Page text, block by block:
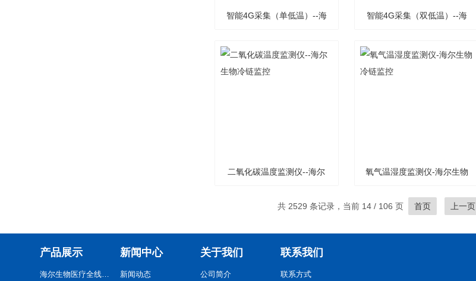
智能4G采集（单低温）--海 智能4G采集（双低温）--海
二氧化碳温度监测仪--海尔 氧气温湿度监测仪-海尔生物
冷链监控
共 2529 条记录，当前 14 / 106 页
首页 上一页
产品展示
海尔生物医疗全线系列产品
新闻中心
新闻动态
关于我们
公司简介
联系我们
联系方式